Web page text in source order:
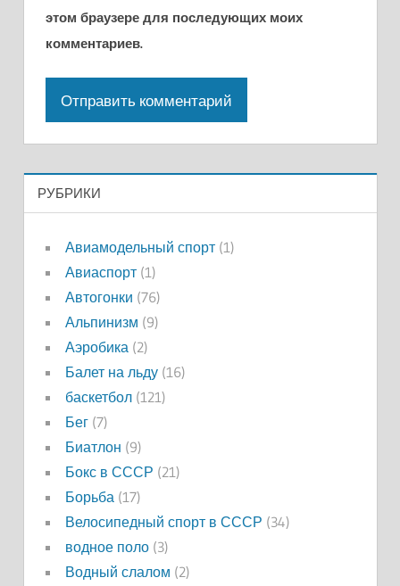
этом браузере для последующих моих
комментариев.
РУБРИКИ
Авиамодельный спорт(1)
Авиаспорт(1)
Автогонки (76)
Альпинизм (9)
Аэробика (2)
Балет на льду(16)
баскетбол(121)
Бег(7)
Биатлон (9)
Бокс в СССР (21)
Борьба (17)
Велосипедный спорт в СССР (34)
водное поло(3)
Водный слалом (2)